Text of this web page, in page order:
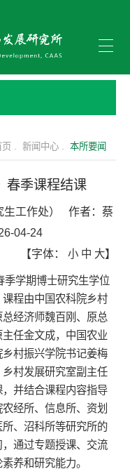
. 新闻中心 . 本所要闻
春季课程结课
工作处） 作者： 蔡
04-24
【字体： 小 中 大】
季学期博士研究生学位
程由中国农科院乡村
经济师魏百刚、原总
任金文成，中国农业
村振兴学院书记姜梅
村发展研究室副主任
并结合课程内容指导
经所、信息所、资划
、沼科所等研究所的
通过专题授课、交流
养和研究能力。